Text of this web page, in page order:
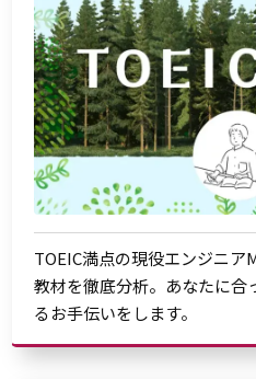
TOEIC満点の現役エンジニア
教材を徹底分析。あなたに合
るお手伝いをします。